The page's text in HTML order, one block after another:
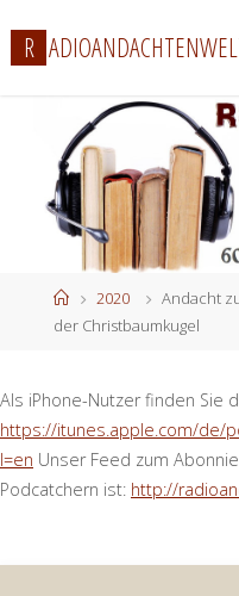
Inhalt
springen
R ADIOANDACHTENWEL
Start2020
Andacht
der Christbaumkugel
Als iPhone-Nutzer finden Sie
https://itunes.apple.com/de/
l=en Unser Feed zum
Podcatchern ist: http://